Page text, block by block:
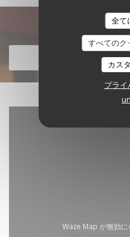
全て
すべてのク
カス
プライ
メニュ
メニュ
Waze Map が無効に